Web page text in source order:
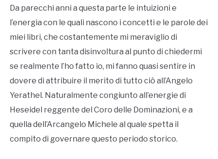
Da parecchi anni a questa parte le intuizioni e
l’energia con le quali nascono i concetti e le parole dei
miei libri, che costantemente mi meraviglio di
scrivere con tanta disinvoltura al punto di chiedermi
se realmente l’ho fatto io, mi fanno quasi sentire in
dovere di attribuire il merito di tutto ciò all’Angelo
Yerathel. Naturalmente congiunto all’energie di
Heseidel reggente del Coro delle Dominazioni, e a
quella dell’Arcangelo Michele al quale spetta il
compito di governare questo periodo storico.